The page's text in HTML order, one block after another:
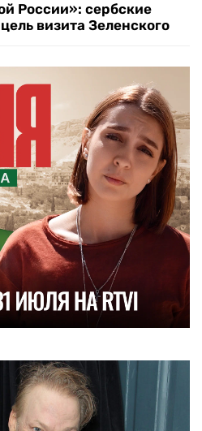
России»: сербские
визита Зеленского